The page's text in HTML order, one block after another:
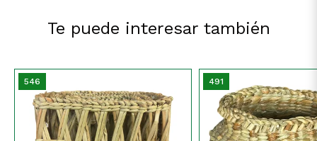
Te puede interesar también
546 491